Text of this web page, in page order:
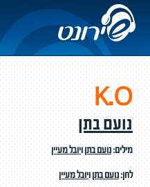
K.O
נועם בתן
מילים:נועם בתןויובל מעיין
לחן:נועם בתןויובל מעיין